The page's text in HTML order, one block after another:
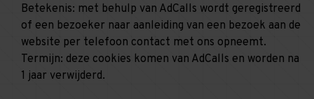
Betekenis: met behulp van AdCalls wordt geregistreerd
of een bezoeker naar aanleiding van een bezoek aan de
website per telefoon contact met ons opneemt.
Termijn: deze cookies komen van AdCalls en worden na
1 jaar verwijderd.